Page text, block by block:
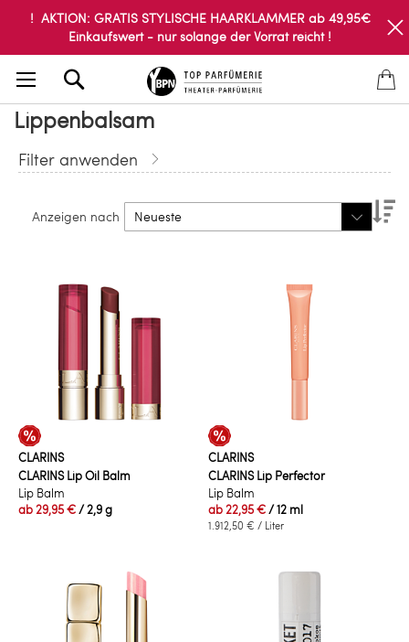
! AKTION: GRATIS STYLISCHE HAARKLAMMER ab 49,95€
Einkaufswert - nur solange der Vorrat reicht !
Lippenbalsam
Filter anwenden
Anzeigen nach
CLARINS
CLARINS Lip Oil Balm
Lip Balm
ab29,95 €/ 2,9 g
CLARINS
CLARINS Lip Perfector
Lip Balm
ab22,95 €/ 12 ml
1.912,50 € / Liter